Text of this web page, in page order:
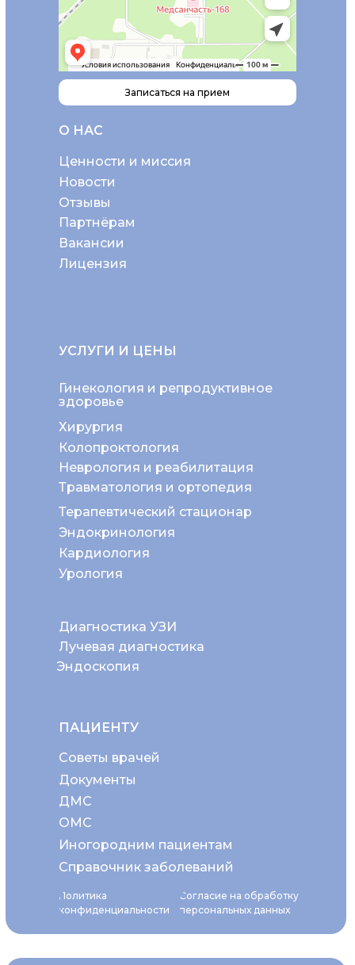
О НАС
Политика
конфиденциальности
Согласие на обработку
персональных данных
Ценности и миссия
Новости
Отзывы
Партнёрам
Вакансии
Лицензия
Неврология и реабилитация
Колопроктология
Хирургия
Гинекология и репродуктивное
здоровье
Диагностика УЗИ
Эндоскопия
Травматология и ортопедия
Эндокринология
Терапевтический стационар
Кардиология
Урология
Лучевая диагностика
УСЛУГИ И ЦЕНЫ
ПАЦИЕНТУ
Советы врачей
ОМС
Документы
ДМС
Иногородним пациентам
Справочник заболеваний
Записаться на прием